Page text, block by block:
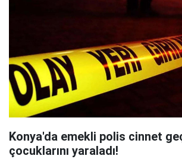
Konya'da emekli polis cinnet
çocuklarını yaraladı!